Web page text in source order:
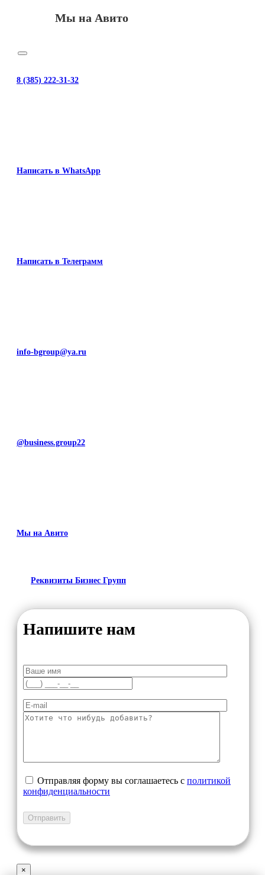
Мы на Авито
8 (385) 222-31-32
Написать в WhatsApp
Написать в Телеграмм
info-bgroup@ya.ru
@business.group22
Мы на Авито
Реквизиты Бизнес Групп
Напишите нам
Отправляя форму вы соглашаетесь с политикой
конфиденциальности
×